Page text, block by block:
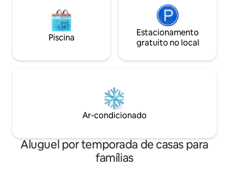
Piscina
Estacionamento
gratuito no local
Ar-condicionado
Aluguel por temporada de casas para
famílias